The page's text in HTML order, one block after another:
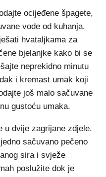
ocijeđene špagete,
vode od kuhanja.
hvataljkama za
bjelanjke kako bi se
neprekidno minutu
i kremast umak koji
još malo sačuvane
gustoću umaka.
u dvije zagrijane zdjele.
sačuvano pečeno
sira i svježe
poslužite dok je